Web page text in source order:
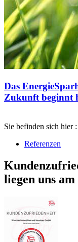
Das
Zukunft beginnt
Sie befinden sich hier :
Referenzen
liegen uns